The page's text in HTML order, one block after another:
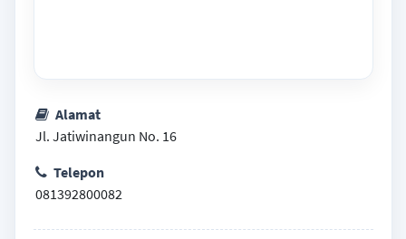
Alamat
Jl. Jatiwinangun No. 16
Telepon
081392800082